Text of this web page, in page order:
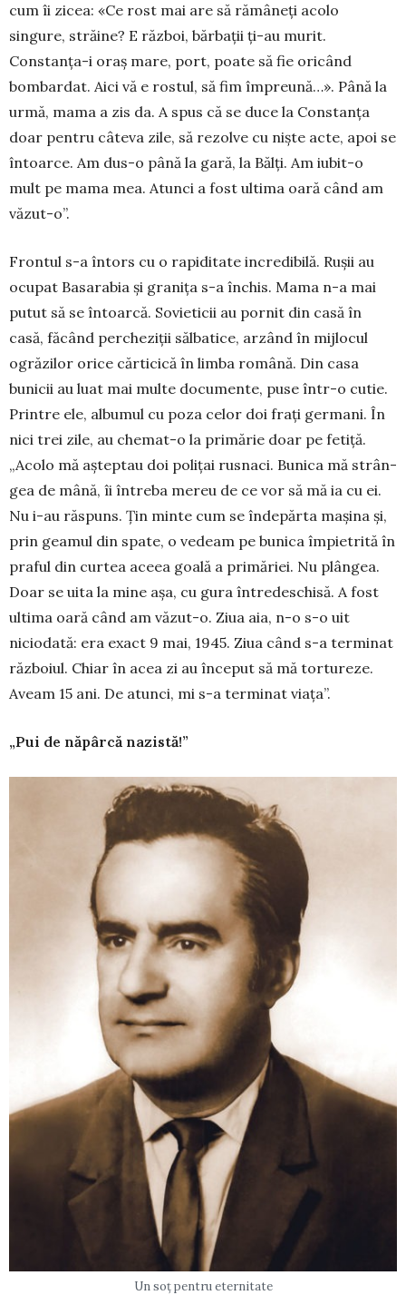
cum îi zicea: «Ce rost mai are să rămâneți acolo
singure, străine? E război, bărbații ți-au murit.
Constanța-i oraș mare, port, poate să fie oricând
bombardat. Aici vă e rostul, să fim împreună…». Până la
urmă, mama a zis da. A spus că se duce la Constanța
doar pentru câteva zile, să rezolve cu niște acte, apoi se
întoar­ce. Am dus-o până la gară, la Bălți. Am iubit-o
mult pe mama mea. Atunci a fost ul­ti­ma oară când am
văzut-o”.
Frontul s-a întors cu o rapiditate incre­dibilă. Ru­șii au
ocupat Basarabia și granița s-a închis. Mama n-a mai
putut să se întoar­că. Sovieticii au pornit din casă în
casă, făcând per­cheziții sălbatice, arzând în mijlocul
ogrăzilor orice cărticică în limba ro­mână. Din casa
bunicii au luat mai multe docu­mente, puse într-o cutie.
Printre ele, albumul cu poza celor doi frați germani. În
nici trei zile, au chemat-o la primărie doar pe fetiță.
„Acolo mă așteptau doi polițai rusnaci. Bunica mă strân­
gea de mână, îi întreba mereu de ce vor să mă ia cu ei.
Nu i-au răspuns. Țin minte cum se îndepărta mașina și,
prin geamul din spate, o vedeam pe bu­nica îm­pietrită în
praful din curtea aceea goală a primăriei. Nu plângea.
Doar se uita la mine așa, cu gura întredeschisă. A fost
ultima oară când am văzut-o. Ziua aia, n-o s-o uit
niciodată: era exact 9 mai, 1945. Ziua când s-a terminat
războiul. Chiar în acea zi au început să mă tortureze.
Aveam 15 ani. De atunci, mi s-a terminat viața”.
„Pui de năpârcă nazistă!”
Un soț pentru eternitate